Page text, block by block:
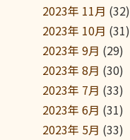
2023年 11月 (32)
2023年 10月 (31)
2023年 9月 (29)
2023年 8月 (30)
2023年 7月 (33)
2023年 6月 (31)
2023年 5月 (33)